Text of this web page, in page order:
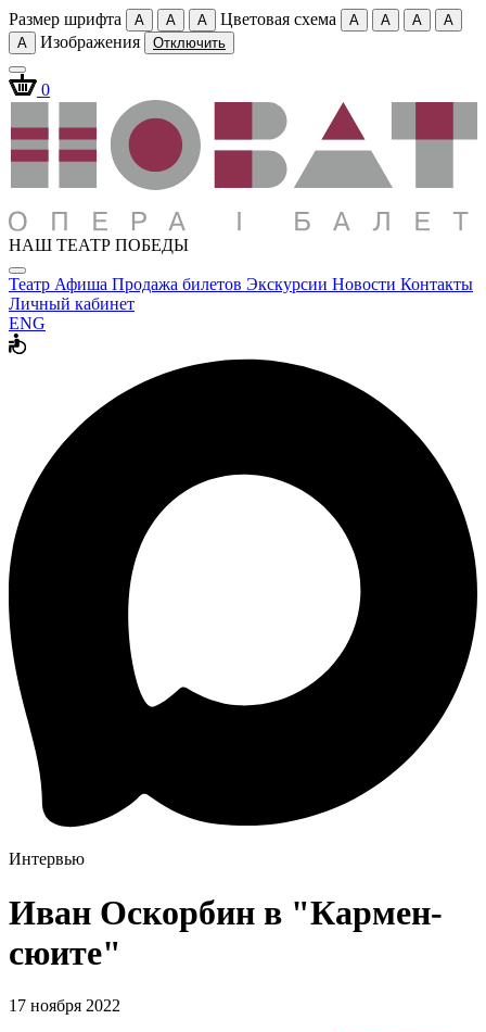
Размер шрифта A A A Цветовая схема A A A
A
A
Изображения Отключить
0
НАШ ТЕАТР ПОБЕДЫ
Театр Афиша Продажа билетов Экскурсии Новости Контакты
Личный кабинет
ENG
Интервью
Иван Оскорбин в "Кармен-
сюите"
17 ноября 2022